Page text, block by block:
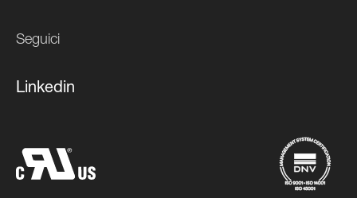
Seguici
Linkedin